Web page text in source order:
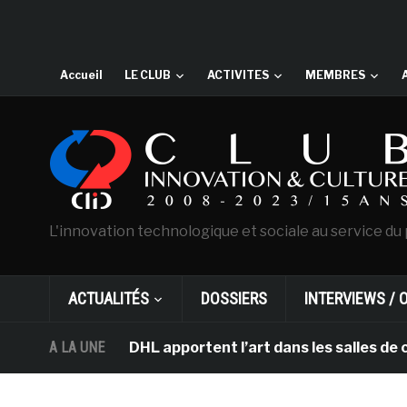
Accueil LE CLUB ACTIVITES MEMBRES
L'innovation technologique et sociale au service
ACTUALITÉS DOSSIERS INTERVIEWS /
A LA UNE
et DHL apportent l’art dans les salles de classe